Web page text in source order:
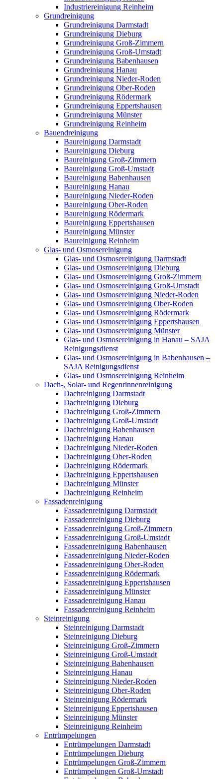
Industriereinigung Reinheim
Grundreinigung
Grundreinigung Darmstadt
Grundreinigung Dieburg
Grundreinigung Groß-Zimmern
Grundreinigung Groß-Umstadt
Grundreinigung Babenhausen
Grundreinigung Hanau
Grundreinigung Nieder-Roden
Grundreinigung Ober-Roden
Grundreinigung Rödermark
Grundreinigung Eppertshausen
Grundreinigung Münster
Grundreinigung Reinheim
Bauendreinigung
Baureinigung Darmstadt
Baureinigung Dieburg
Baureinigung Groß-Zimmern
Baureinigung Groß-Umstadt
Baureinigung Babenhausen
Baureinigung Hanau
Baureinigung Nieder-Roden
Baureinigung Ober-Roden
Baureinigung Rödermark
Baureinigung Eppertshausen
Baureinigung Münster
Baureinigung Reinheim
Glas- und Osmosereinigung
Glas- und Osmosereinigung Darmstadt
Glas- und Osmosereinigung Dieburg
Glas- und Osmosereinigung Groß-Zimmern
Glas- und Osmosereinigung Groß-Umstadt
Glas- und Osmosereinigung Nieder-Roden
Glas- und Osmosereinigung Ober-Roden
Glas- und Osmosereinigung Rödermark
Glas- und Osmosereinigung Eppertshausen
Glas- und Osmosereinigung Münster
Glas- und Osmosereinigung in Hanau – SAJA
Reinigungsdienst
Glas- und Osmosereinigung in Babenhausen –
SAJA Reinigungsdienst
Glas- und Osmosereinigung Reinheim
Dach-, Solar- und Regenrinnenreinigung
Dachreinigung Darmstadt
Dachreinigung Dieburg
Dachreinigung Groß-Zimmern
Dachreinigung Groß-Umstadt
Dachreinigung Babenhausen
Dachreinigung Hanau
Dachreinigung Nieder-Roden
Dachreinigung Ober-Roden
Dachreinigung Rödermark
Dachreinigung Eppertshausen
Dachreinigung Münster
Dachreinigung Reinheim
Fassadenreinigung
Fassadenreinigung Darmstadt
Fassadenreinigung Dieburg
Fassadenreinigung Groß-Zimmern
Fassadenreinigung Groß-Umstadt
Fassadenreinigung Babenhausen
Fassadenreinigung Nieder-Roden
Fassadenreinigung Ober-Roden
Fassadenreinigung Rödermark
Fassadenreinigung Eppertshausen
Fassadenreinigung Münster
Fassadenreinigung Hanau
Fassadenreinigung Reinheim
Steinreinigung
Steinreinigung Darmstadt
Steinreinigung Dieburg
Steinreinigung Groß-Zimmern
Steinreinigung Groß-Umstadt
Steinreinigung Babenhausen
Steinreinigung Hanau
Steinreinigung Nieder-Roden
Steinreinigung Ober-Roden
Steinreinigung Rödermark
Steinreinigung Eppertshausen
Steinreinigung Münster
Steinreinigung Reinheim
Entrümpelungen
Entrümpelungen Darmstadt
Entrümpelungen Dieburg
Entrümpelungen Groß-Zimmern
Entrümpelungen Groß-Umstadt